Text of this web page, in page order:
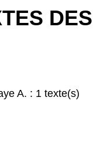
DES
A. : 1 texte(s)